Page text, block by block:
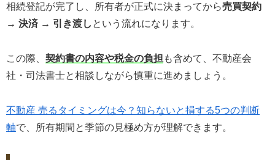
相続登記が完了し、所有者が正式に決まってから売買契約
→ 決済 → 引き渡し という流れになります。
この際、 契約書の内容や税金の負担 も含めて、不動産会
社・司法書士と相談しながら慎重に進めましょう。
不動産 売るタイミングは今？知らないと損する5つの判断
軸で、所有期間と季節の見極め方が理解できます。